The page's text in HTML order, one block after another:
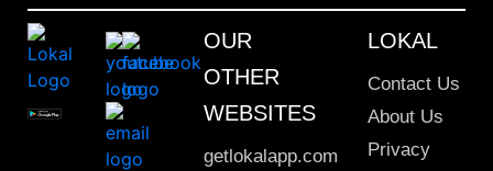
OUR
OTHER
WEBSITES
getlokalapp.com
LOKAL
Contact Us
About Us
Privacy